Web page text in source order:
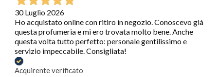
30 Luglio 2026
Ho acquistato online con ritiro in negozio. Conoscevo già
questa profumeria e mi ero trovata molto bene. Anche
questa volta tutto perfetto: personale gentilissimo e
servizio impeccabile. Consigliata!
Acquirente verificato